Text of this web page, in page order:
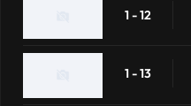
1 - 12
1 - 13